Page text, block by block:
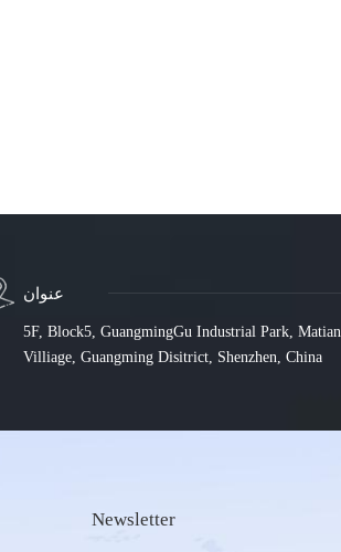
عنوان
5F, Block5, GuangmingGu Industrial Park, Matian
Villiage, Guangming Disitrict, Shenzhen, China
Newsletter